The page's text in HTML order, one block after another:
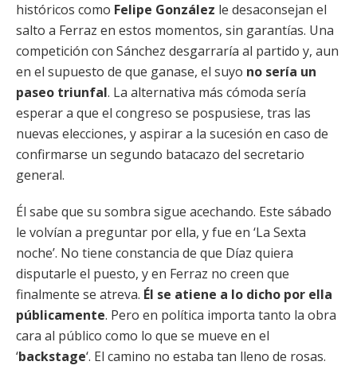
históricos como Felipe González le desaconsejan el
salto a Ferraz en estos momentos, sin garantías. Una
competición con Sánchez desgarraría al partido y, aun
en el supuesto de que ganase, el suyo no sería un
paseo triunfal. La alternativa más cómoda sería
esperar a que el congreso se pospusiese, tras las
nuevas elecciones, y aspirar a la sucesión en caso de
confirmarse un segundo batacazo del secretario
general.
Él sabe que su sombra sigue acechando. Este sábado
le volvían a preguntar por ella, y fue en ‘La Sexta
noche’. No tiene constancia de que Díaz quiera
disputarle el puesto, y en Ferraz no creen que
finalmente se atreva. Él se atiene a lo dicho por ella
públicamente. Pero en política importa tanto la obra
cara al público como lo que se mueve en el
‘backstage‘. El camino no estaba tan lleno de rosas.